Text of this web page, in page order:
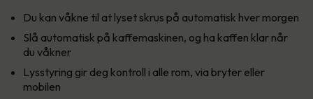
Du kan våkne til at lyset skrus på automatisk hver morgen
Slå automatisk på kaffemaskinen, og ha kaffen klar når
du våkner
Lysstyring gir deg kontroll i alle rom, via bryter eller
mobilen